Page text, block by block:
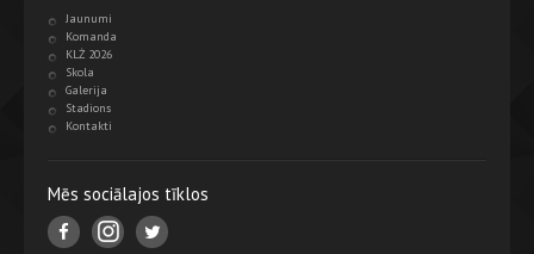
Jaunumi
Komanda
KLŻ 2026
Skola
Galerija
Stadions
Kontakti
Mēs sociālajos tīklos